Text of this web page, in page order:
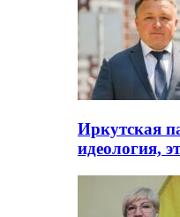
Иркутская
идеология,